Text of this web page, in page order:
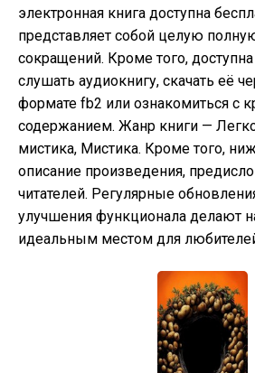
электронная книга доступна
представляет собой целую
сокращений. Кроме того,
слушать аудиокнигу, скачать её
формате fb2 или ознакомиться с
содержанием. Жанр книги —
мистика, Мистика. Кроме того,
описание произведения,
читателей. Регулярные
улучшения функционала делают
идеальным местом для